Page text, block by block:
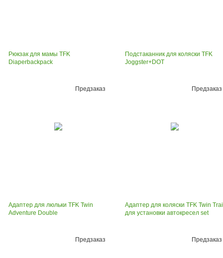
Рюкзак для мамы TFK
Diaperbackpack
Предзаказ
Подстаканник для коляски TFK
Joggster+DOT
Предзаказ
Адаптер для люльки TFK Twin
Adventure Double
Предзаказ
Адаптер для коляски TFK Twin
для установки автокресел set
Предзаказ